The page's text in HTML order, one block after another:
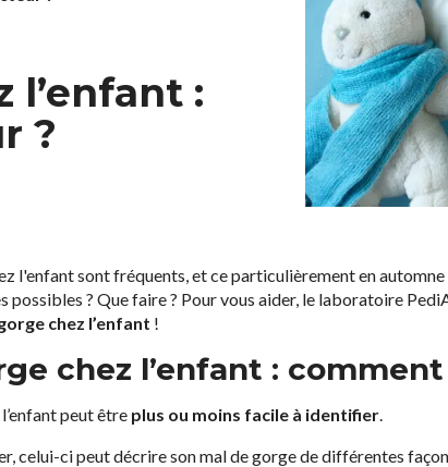
l’enfant :
?
l'enfant sont fréquents, et ce particulièrement en
possibles ? Que faire ? Pour vous aider, le laboratoire
chez l’enfant !
chez l’enfant :
peut être plus ou moins facile à identifier.
celui-ci peut décrire son mal de gorge de différentes